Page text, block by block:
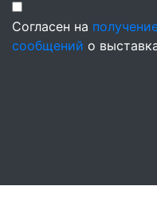
Согласен на
сообщений о